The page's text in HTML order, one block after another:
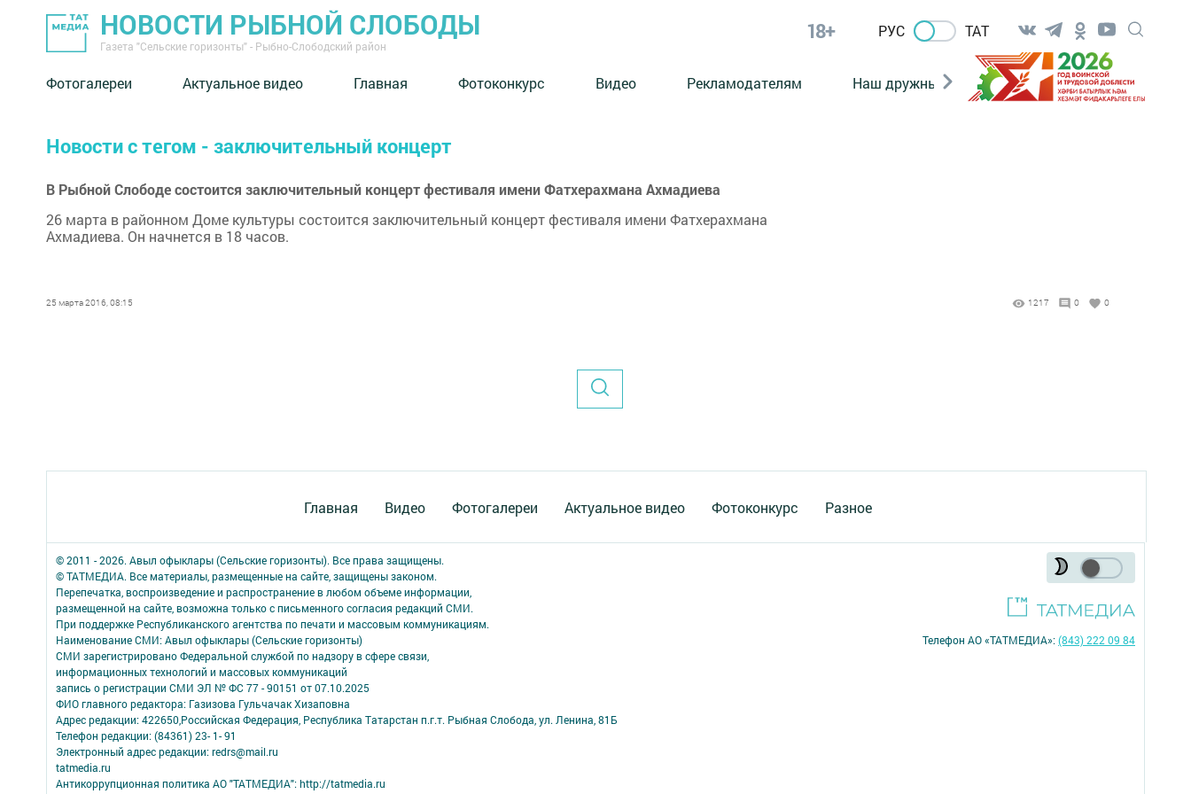
НОВОСТИ РЫБНОЙ СЛОБОДЫ
Газета "Сельские горизонты" - Рыбно-Слободский район
18+ РУС ТАТ
Фотогалереи Актуальное видео Главная Фотоконкурс Видео Рекламодателям Наш дружный коллектив Документы
Новости с тегом - заключительный концерт
В Рыбной Слободе состоится заключительный концерт фестиваля имени Фатхерахмана Ахмадиева
26 марта в районном Доме культуры состоится заключительный концерт фестиваля имени Фатхерахмана
Ахмадиева. Он начнется в 18 часов.
25 марта 2016, 08:15 1217 0 0
Главная Видео Фотогалереи Актуальное видео Фотоконкурс Разное
© 2011 - 2026. Авыл офыклары (Сельские горизонты). Все права защищены.
© ТАТМЕДИА. Все материалы, размещенные на сайте, защищены законом.
Перепечатка, воспроизведение и распространение в любом объеме информации,
размещенной на сайте, возможна только с письменного согласия редакций СМИ.
При поддержке Республиканского агентства по печати и массовым коммуникациям.
Наименование СМИ: Авыл офыклары (Сельские горизонты)
СМИ зарегистрировано Федеральной службой по надзору в сфере связи,
информационных технологий и массовых коммуникаций
запись о регистрации СМИ ЭЛ № ФС 77 - 90151 от 07.10.2025
ФИО главного редактора: Газизова Гульчачак Хизаповна
Адрес редакции: 422650,Российская Федерация, Республика Татарстан п.г.т. Рыбная Слобода, ул. Ленина, 81Б
Телефон редакции: (84361) 23- 1- 91
Электронный адрес редакции: redrs@mail.ru
tatmedia.ru
Антикоррупционная политика АО "ТАТМЕДИА": http://tatmedia.ru
Телефон АО «ТАТМЕДИА»:(843) 222 09 84